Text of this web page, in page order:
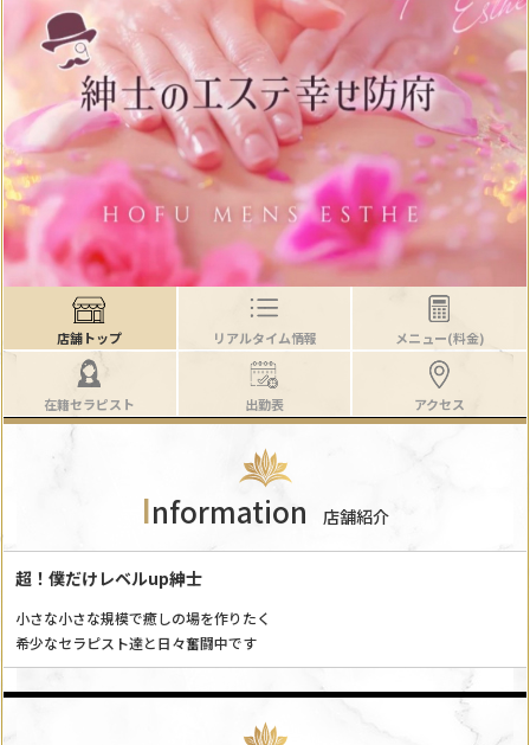
店舗トップ リアルタイム情報 メニュー(料金)
在籍セラピスト 出勤表 アクセス
Information 店舗紹介
超！僕だけレベルup紳士
小さな小さな規模で癒しの場を作りたく
希少なセラピスト達と日々奮闘中です